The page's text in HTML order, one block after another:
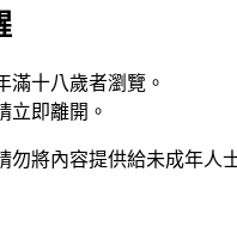
滿十八歲者瀏覽。
立即離開。
勿將內容提供給未成年人